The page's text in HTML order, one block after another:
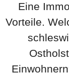
Eine
Vorteile.